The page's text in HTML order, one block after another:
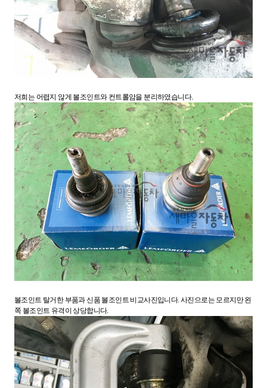
저희는 어렵지 않게 볼조인트와 컨트롤암을 분리하였습니다.
볼조인트 탈거한 부품과 신품 볼조인트 비교사진입니다. 사진으로는 모르지만 왼
쪽 볼조인트 유격이 상당합니다.